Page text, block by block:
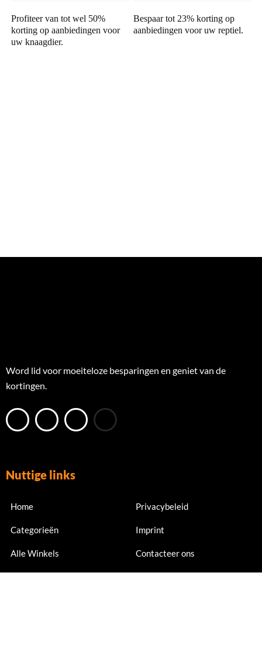
Profiteer van tot wel 50%
korting op aanbiedingen voor
uw knaagdier.
Bespaar tot 23% korting op
aanbiedingen voor uw reptiel.
Word lid voor moeiteloze besparingen en geniet van de
kortingen.
Nuttige links
Home
Categorieën
Alle Winkels
Privacybeleid
Imprint
Contacteer ons